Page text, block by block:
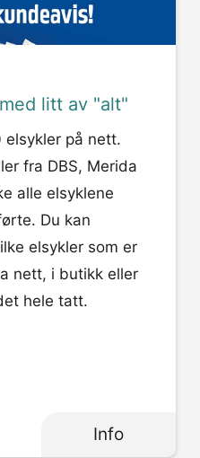
litt av "alt"
på nett.
fra DBS, Merida
alle elsyklene
Du kan
elsykler som er
nett, i butikk eller
hele tatt.
Info